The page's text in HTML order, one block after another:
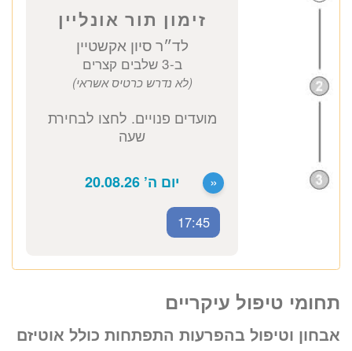
037712804
לד״ר סיון אקשטיין
ב-3 שלבים קצרים
(לא נדרש כרטיס אשראי)
מועדים פנויים. לחצו לבחירת
« יום ה’ 20.08.26
17:45
תחומי טיפול עיקריים
אבחון וטיפול בהפרעות התפתחות כולל אוטיזם